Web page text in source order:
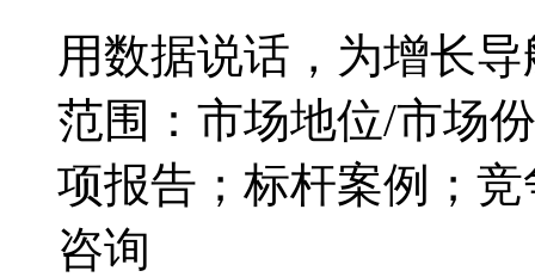
用数据说话，为增长导
范围：市场地位/市场
项报告；标杆案例；
咨询